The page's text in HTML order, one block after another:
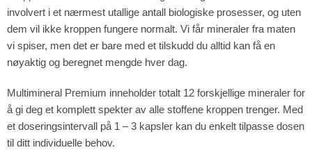
involvert i et nærmest utallige antall biologiske prosesser, og uten
dem vil ikke kroppen fungere normalt. Vi får mineraler fra maten
vi spiser, men det er bare med et tilskudd du alltid kan få en
nøyaktig og beregnet mengde hver dag.
Multimineral Premium inneholder totalt 12 forskjellige mineraler for
å gi deg et komplett spekter av alle stoffene kroppen trenger. Med
et doseringsintervall på 1 – 3 kapsler kan du enkelt tilpasse dosen
til ditt individuelle behov.